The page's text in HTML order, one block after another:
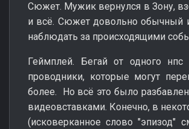
Сюжет. Мужик вернулся в Зону,
и всё. Сюжет довольно обычный
наблюдать за происходящими
Геймплей. Бегай от одного
проводники, которые могут
более. Но всё это было
видеовставками. Конечно, в
(исковерканное слово "эпизод"